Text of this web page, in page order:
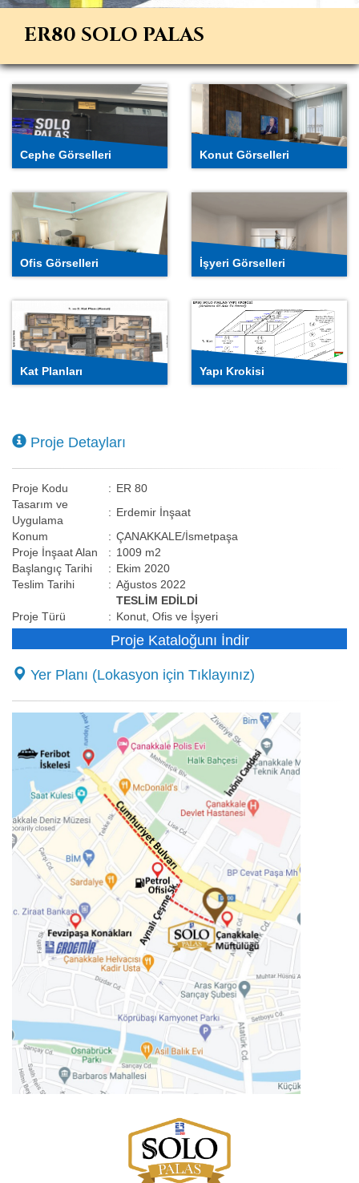
ER80 SOLO PALAS
Cephe Görselleri
Cephe
Konut Görselleri
Konut
Ofis Görselleri
Ofis
Görselleri
İşyeri Görselleri
İşyeri
Görselleri
Kat Planları
Kat Planları
Yapı Krokisi
Yapı Krokisi
Proje Detayları
Proje Kodu : ER 80
Tasarım ve
Uygulama
: Erdemir İnşaat
Konum
: ÇANAKKALE/İsmetpaşa
Proje İnşaat Alan
: 1009 m2
Başlangıç Tarihi
: Ekim 2020
Teslim Tarihi
: Ağustos 2022
TESLİM EDİLDİ
Proje Türü
: Konut, Ofis ve İşyeri
Proje Kataloğunı İndir
Yer Planı (Lokasyon için Tıklayınız)